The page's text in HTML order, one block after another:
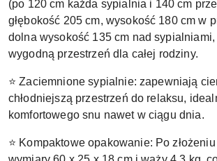
(po 120 cm każda sypialnia i 140 cm
głębokość 205 cm, wysokość 180 cm w
dolna wysokość 135 cm nad
wygodną przestrzeń dla całej rodziny.
⭐ Zaciemnione sypialnie: zapewniają
chłodniejszą przestrzeń do relaksu,
komfortowego snu nawet w ciągu dnia.
⭐ Kompaktowe opakowanie: Po